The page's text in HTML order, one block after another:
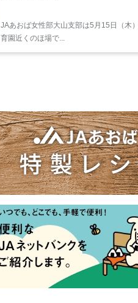
JAあおば女性部大山支部は5月15日（木
育園近くのほ場で...